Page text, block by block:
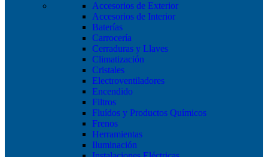
Accesorios de Exterior
Accesorios de Interior
Baterías
Carrocería
Cerraduras y Llaves
Climatización
Cristales
Electroventiladores
Encendido
Filtros
Fluídos y Productos Químicos
Frenos
Herramientas
Iluminación